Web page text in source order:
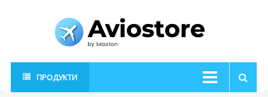
AvioStore
Авиационен
магазин
ПРОДУКТИ